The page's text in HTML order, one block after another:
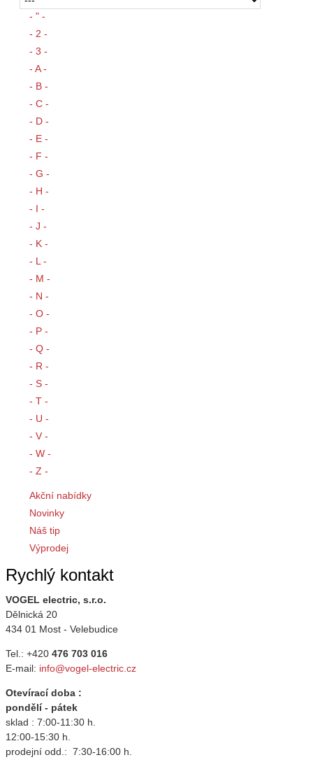
- " -
- 2 -
- 3 -
- A -
- B -
- C -
- D -
- E -
- F -
- G -
- H -
- I -
- J -
- K -
- L -
- M -
- N -
- O -
- P -
- Q -
- R -
- S -
- T -
- U -
- V -
- W -
- Z -
Akční nabídky
Novinky
Náš tip
Výprodej
Rychlý kontakt
VOGEL electric, s.r.o.
Dělnická 20
434 01 Most - Velebudice
Tel.: +420 476 703 016
E-mail: info@vogel-electric.cz
Otevírací doba :
pondělí - pátek
sklad : 7:00-11:30 h.
12:00-15:30 h.
prodejní odd.: 7:30-16:00 h.